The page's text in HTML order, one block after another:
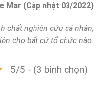
Mar (Cập nhật 03/2022)
chất nghiên cứu cá nhân,
cho bất cứ tổ chức nào.
5/5 - (3 bình chọn)